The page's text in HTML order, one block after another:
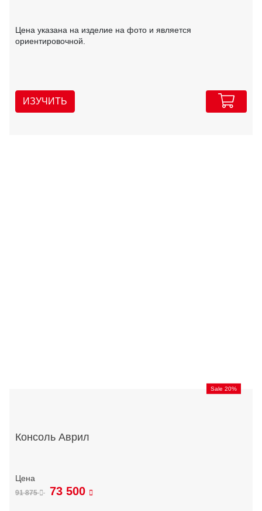
Цена указана на изделие на фото и является
ориентировочной.
ИЗУЧИТЬ
Sale 20%
Консоль Аврил
91 875 73 500